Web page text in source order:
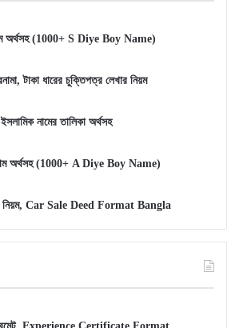
অর্থসহ (1000+ S Diye Boy Name)
টাকা ধারের চুক্তিপত্র লেখার নিয়ম
নামের তালিকা অর্থসহ
অর্থসহ (1000+ A Diye Boy Name)
নিয়ম, Car Sale Deed Format Bangla